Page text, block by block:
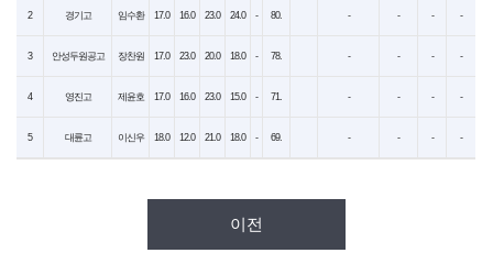
2 경기고 임수환 17.0 16.0 23.0 24.0 - 80. - - - -
3 안성두원공고 장찬원 17.0 23.0 20.0 18.0 - 78. - - - -
4 영진고 제윤호 17.0 16.0 23.0 15.0 - 71. - - - -
5 대륜고 이신우 18.0 12.0 21.0 18.0 - 69. - - - -
이전